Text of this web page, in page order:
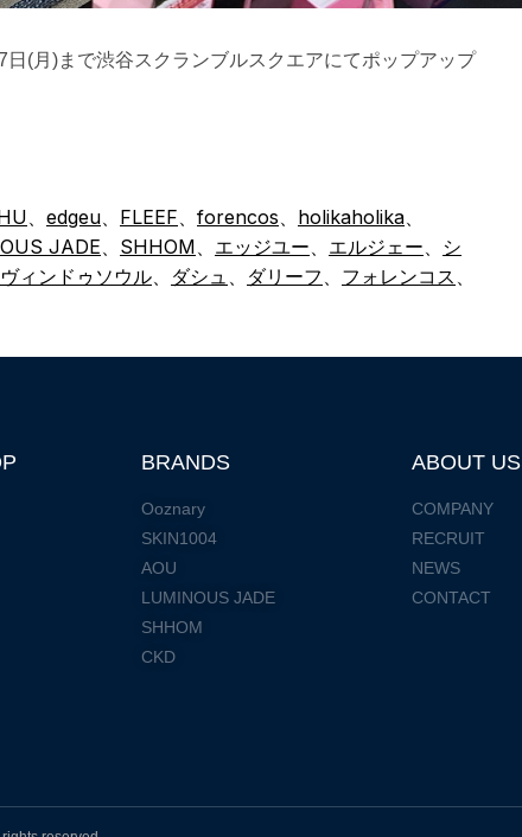
(月)まで渋谷スクランブルスクエアにてポップアップ
edgeu FLEEF forencos holikaholika
JADE SHHOM エッジユー エルジェー
シ
ィンドゥソウル ダシュ ダリーフ フォレンコス
BRANDS
Ooznary
SKIN1004
AOU
LUMINOUS JADE
SHHOM
CKD
ABOUT US
COMPANY
RECRUIT
NEWS
CONTACT